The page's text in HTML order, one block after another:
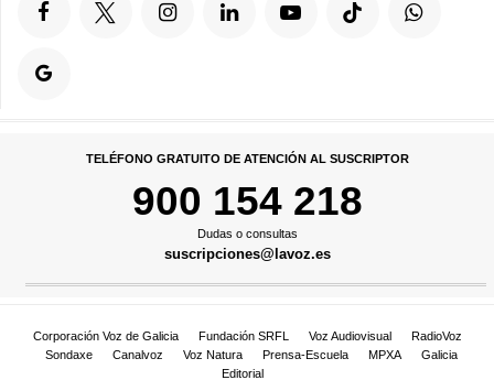
TELÉFONO GRATUITO DE ATENCIÓN AL SUSCRIPTOR
900 154 218
Dudas o consultas
suscripciones@lavoz.es
Corporación Voz de Galicia Fundación SRFL Voz Audiovisual
RadioVoz
Sondaxe
Canalvoz Voz Natura Prensa-Escuela MPXA
Galicia
Editorial